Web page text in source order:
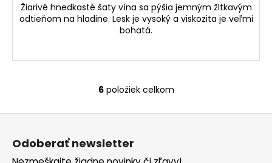
Žiarivé hnedkasté šaty vína sa pýšia jemným žltkavým
odtieňom na hladine. Lesk je vysoký a viskozita je veľmi
bohatá.
O
6položiek celkom
Z
Odoberať newsletter